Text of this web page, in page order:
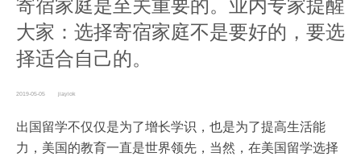
寄宿家庭是至关重要的。业内专家提醒
大家：选择寄宿家庭不是要好的，要选
择适合自己的。
2019-05-05 jiayiok
出国留学不仅仅是为了增长学识，也是为了提高生活能
力，美国的教育一直是世界领先，当然，在美国留学选择